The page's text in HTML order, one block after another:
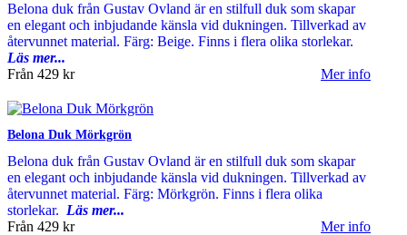
Belona duk från Gustav Ovland är en stilfull duk som skapar
en elegant och inbjudande känsla vid dukningen. Tillverkad av
återvunnet material. Färg: Beige. Finns i flera olika storlekar.
Läs mer...
Från 429 kr Mer info
Belona Duk Mörkgrön
Belona duk från Gustav Ovland är en stilfull duk som skapar
en elegant och inbjudande känsla vid dukningen. Tillverkad av
återvunnet material. Färg: Mörkgrön. Finns i flera olika
storlekar. Läs mer...
Från 429 kr Mer info